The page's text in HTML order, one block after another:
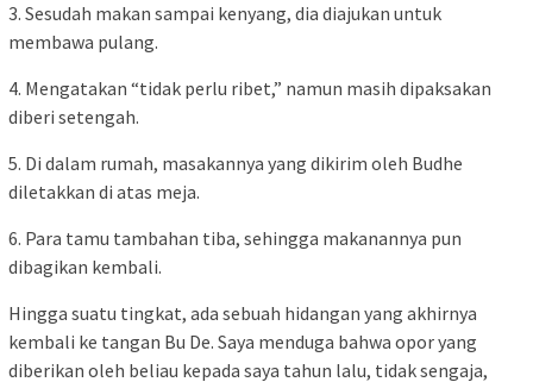
3. Sesudah makan sampai kenyang, dia diajukan untuk
membawa pulang.
4. Mengatakan “tidak perlu ribet,” namun masih dipaksakan
diberi setengah.
5. Di dalam rumah, masakannya yang dikirim oleh Budhe
diletakkan di atas meja.
6. Para tamu tambahan tiba, sehingga makanannya pun
dibagikan kembali.
Hingga suatu tingkat, ada sebuah hidangan yang akhirnya
kembali ke tangan Bu De. Saya menduga bahwa opor yang
diberikan oleh beliau kepada saya tahun lalu, tidak sengaja,